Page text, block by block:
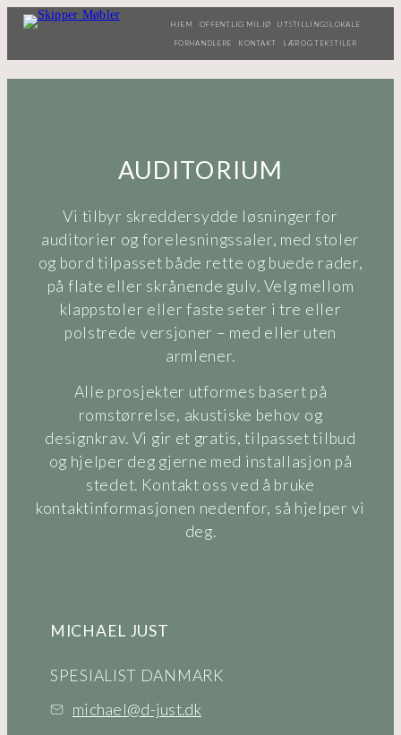
HJEM OFFENTLIG MILJØ UTSTILLINGSLOKALE
FORHANDLERE KONTAKT LÆR OG TEKSTILER
AUDITORIUM
Vi tilbyr skreddersydde løsninger for
auditorier og forelesningssaler, med stoler
og bord tilpasset både rette og buede rader,
på flate eller skrånende gulv. Velg mellom
klappstoler eller faste seter i tre eller
polstrede versjoner – med eller uten
armlener.
Alle prosjekter utformes basert på
romstørrelse, akustiske behov og
designkrav. Vi gir et gratis, tilpasset tilbud
og hjelper deg gjerne med installasjon på
stedet. Kontakt oss ved å bruke
kontaktinformasjonen nedenfor, så hjelper vi
deg.
MICHAEL JUST
SPESIALIST DANMARK
michael@d-just.dk